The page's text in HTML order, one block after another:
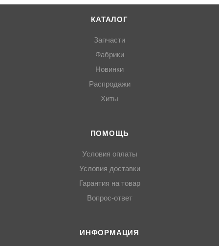
КАТАЛОГ
Запчасти
Фабрики
Новинки
Распродажи
Хиты
ПОМОЩЬ
Условия оплаты
Условия доставки
Гарантия на товар
Вопрос-ответ
ИНФОРМАЦИЯ